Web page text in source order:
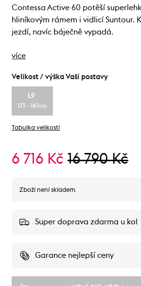
Contessa Active 60 potěší
hliníkovým rámem i vidlicí Suntour.
jezdí, navíc báječně vypadá.
více
Velikost / výška Vaší postavy
L9
173 - 187cm
Tabulka velikostí
6 716 Kč 16 790 Kč
Zboží není skladem.
Super doprava zdarma u kol
Garance nejlepší ceny